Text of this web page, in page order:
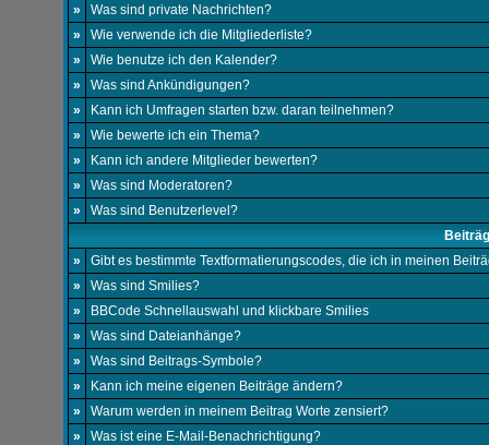
»
Was sind private Nachrichten?
»
Wie verwende ich die Mitgliederliste?
»
Wie benutze ich den Kalender?
»
Was sind Ankündigungen?
»
Kann ich Umfragen starten bzw. daran teilnehmen?
»
Wie bewerte ich ein Thema?
»
Kann ich andere Mitglieder bewerten?
»
Was sind Moderatoren?
»
Was sind Benutzerlevel?
»
Gibt es bestimmte Textformatierungscodes, die ich in meinen
»
Was sind Smilies?
»
BBCode Schnellauswahl und klickbare Smilies
»
Was sind Dateianhänge?
»
Was sind Beitrags-Symbole?
»
Kann ich meine eigenen Beiträge ändern?
»
Warum werden in meinem Beitrag Worte zensiert?
»
Was ist eine E-Mail-Benachrichtigung?